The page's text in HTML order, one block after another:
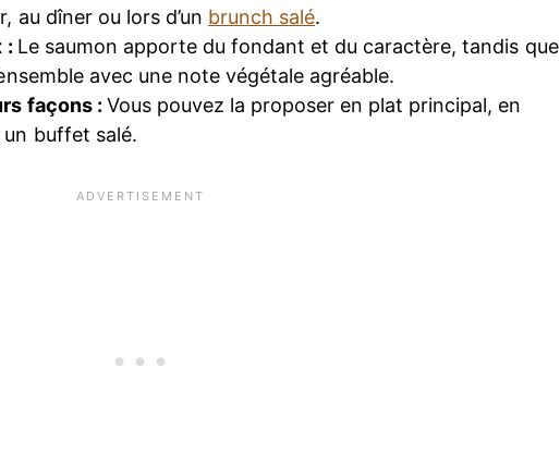
au dîner ou lors d’un brunch salé.
: Le saumon apporte du fondant et du caractère, tandis que
avec une note végétale agréable.
façons : Vous pouvez la proposer en plat principal, en
buffet salé.